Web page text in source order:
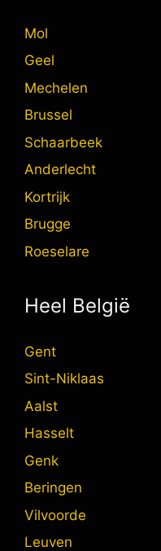
Mol
Geel
Mechelen
Brussel
Schaarbeek
Anderlecht
Kortrijk
Brugge
Roeselare
Heel België
Gent
Sint-Niklaas
Aalst
Hasselt
Genk
Beringen
Vilvoorde
Leuven